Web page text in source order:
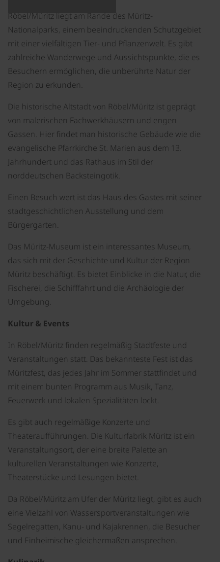
Röbel/Müritz liegt am Rande des Müritz-
Nationalparks, einem beeindruckenden Schutzgebiet
mit einer vielfältigen Tier- und Pflanzenwelt. Es gibt
zahlreiche Wanderwege und Aussichtspunkte, die es
Besuchern ermöglichen, die unberührte Natur der
Region zu erkunden.
Die historische Altstadt von Röbel/Müritz ist geprägt
von malerischen Fachwerkhäusern und engen
Gassen. Hier findet man historische Gebäude wie die
evangelische Pfarrkirche St. Marien aus dem 13.
Jahrhundert und das Rathaus im Stil der
norddeutschen Backsteingotik.
Einen Besuch wert ist das Haus des Gastes mit seiner
stadtgeschichtlichen Ausstellung und dem
Bürgergarten.
Das Müritz-Museum ist ein interessantes Museum,
das sich mit der Geschichte und Kultur der Region
Müritz beschäftigt. Es bietet Einblicke in die Natur, die
Fischerei, die Schifffahrt und die Archäologie der
Umgebung.
Kultur & Events
In Röbel/Müritz finden regelmäßig Stadtfeste und
Veranstaltungen statt. Das bekannteste Fest ist das
Müritzfest, das jedes Jahr im Sommer stattfindet und
mit einem bunten Programm aus Musik, Tanz,
Feuerwerk und lokalen Spezialitäten lockt.
Es gibt auch regelmäßige Konzerte und
Theateraufführungen. Die Kulturfabrik Müritz ist ein
Veranstaltungsort, der eine breite Palette an
kulturellen Veranstaltungen wie Konzerte,
Theaterstücke und Lesungen bietet.
Da Röbel/Müritz am Ufer der Müritz liegt, gibt es auch
eine Vielzahl von Wassersportveranstaltungen wie
Segelregatten, Kanu- und Kajakrennen, die Besucher
und Einheimische gleichermaßen ansprechen.